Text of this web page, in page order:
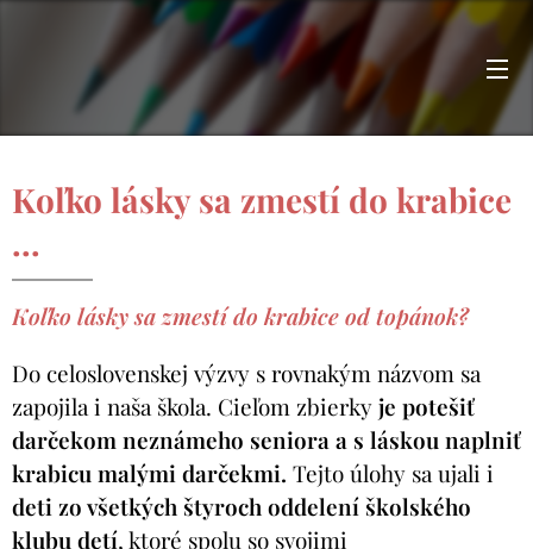
Koľko lásky sa zmestí do krabice
...
Koľko lásky sa zmestí do krabice od topánok?
Do celoslovenskej výzvy s rovnakým názvom sa
zapojila i naša škola. Cieľom zbierky je potešiť
darčekom neznámeho seniora a s láskou naplniť
krabicu malými darčekmi. Tejto úlohy sa ujali i
deti zo všetkých štyroch oddelení školského
klubu detí, ktoré spolu so svojimi